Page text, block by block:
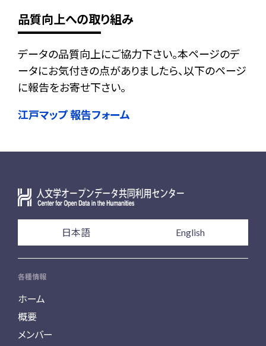
品質向上への取り組み
データの品質向上にご協力下さい。本ページのデ
ータにお気付きの点がありましたら、以下のページ
に報告をお寄せ下さい。
江戸マップ 報告フォーム
日本語 English
各種情報
ホーム
概要
メンバー